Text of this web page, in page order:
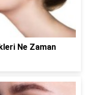
Ne Zaman